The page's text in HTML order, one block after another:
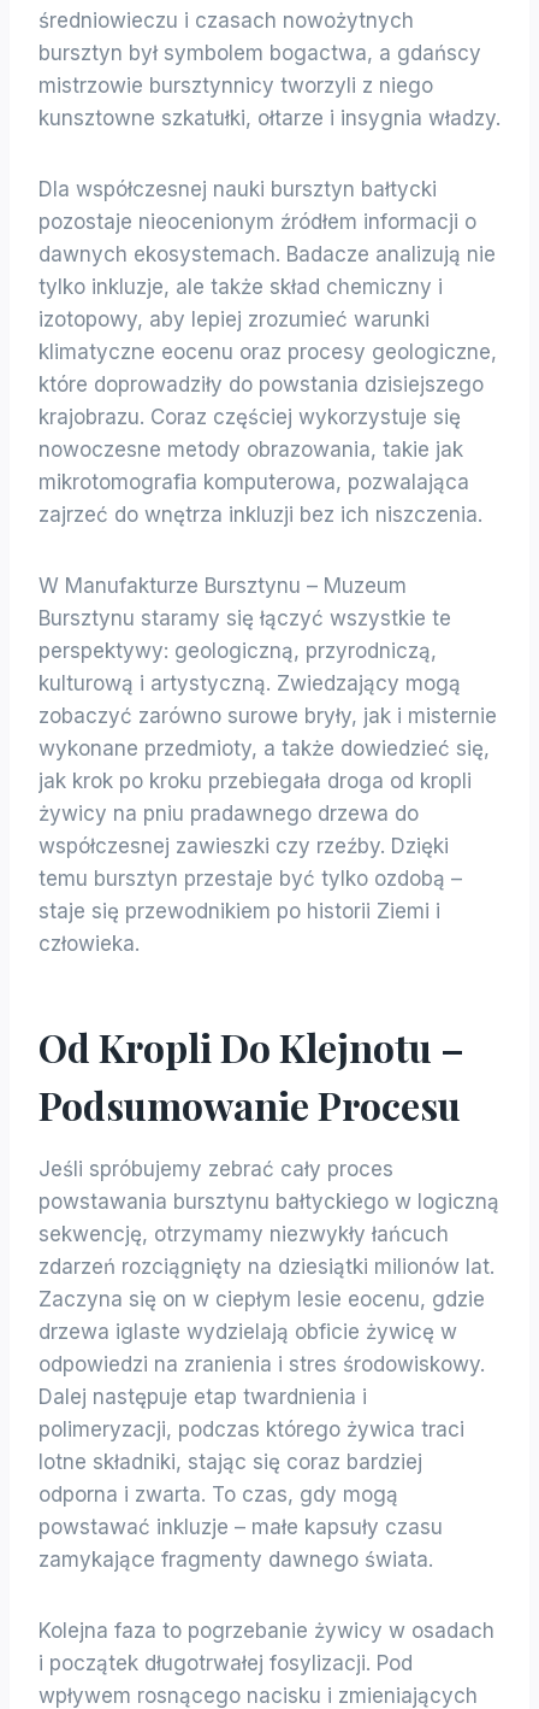
średniowieczu i czasach nowożytnych
bursztyn był symbolem bogactwa, a gdańscy
mistrzowie bursztynnicy tworzyli z niego
kunsztowne szkatułki, ołtarze i insygnia władzy.
Dla współczesnej nauki bursztyn bałtycki
pozostaje nieocenionym źródłem informacji o
dawnych ekosystemach. Badacze analizują nie
tylko inkluzje, ale także skład chemiczny i
izotopowy, aby lepiej zrozumieć warunki
klimatyczne eocenu oraz procesy geologiczne,
które doprowadziły do powstania dzisiejszego
krajobrazu. Coraz częściej wykorzystuje się
nowoczesne metody obrazowania, takie jak
mikrotomografia komputerowa, pozwalająca
zajrzeć do wnętrza inkluzji bez ich niszczenia.
W Manufakturze Bursztynu – Muzeum
Bursztynu staramy się łączyć wszystkie te
perspektywy: geologiczną, przyrodniczą,
kulturową i artystyczną. Zwiedzający mogą
zobaczyć zarówno surowe bryły, jak i misternie
wykonane przedmioty, a także dowiedzieć się,
jak krok po kroku przebiegała droga od kropli
żywicy na pniu pradawnego drzewa do
współczesnej zawieszki czy rzeźby. Dzięki
temu bursztyn przestaje być tylko ozdobą –
staje się przewodnikiem po historii Ziemi i
człowieka.
Od Kropli Do Klejnotu –
Podsumowanie Procesu
Jeśli spróbujemy zebrać cały proces
powstawania bursztynu bałtyckiego w logiczną
sekwencję, otrzymamy niezwykły łańcuch
zdarzeń rozciągnięty na dziesiątki milionów lat.
Zaczyna się on w ciepłym lesie eocenu, gdzie
drzewa iglaste wydzielają obficie żywicę w
odpowiedzi na zranienia i stres środowiskowy.
Dalej następuje etap twardnienia i
polimeryzacji, podczas którego żywica traci
lotne składniki, stając się coraz bardziej
odporna i zwarta. To czas, gdy mogą
powstawać inkluzje – małe kapsuły czasu
zamykające fragmenty dawnego świata.
Kolejna faza to pogrzebanie żywicy w osadach
i początek długotrwałej fosylizacji. Pod
wpływem rosnącego nacisku i zmieniających